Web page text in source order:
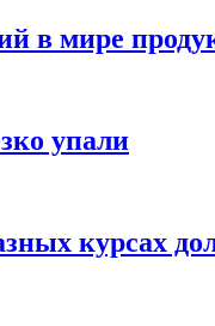
в мире
упали
курсах